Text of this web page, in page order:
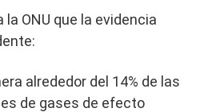
la ONU que la evidencia
alrededor del 14% de las
de gases de efecto